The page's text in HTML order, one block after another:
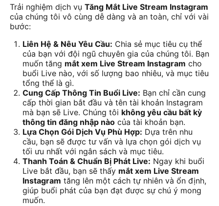
Trải nghiệm dịch vụ Tăng Mắt Live Stream Instagram
của chúng tôi vô cùng dễ dàng và an toàn, chỉ với vài
bước:
Liên Hệ & Nêu Yêu Cầu: Chia sẻ mục tiêu cụ thể
của bạn với đội ngũ chuyên gia của chúng tôi. Bạn
muốn tăng mắt xem Live Stream Instagram cho
buổi Live nào, với số lượng bao nhiêu, và mục tiêu
tổng thể là gì.
Cung Cấp Thông Tin Buổi Live: Bạn chỉ cần cung
cấp thời gian bắt đầu và tên tài khoản Instagram
mà bạn sẽ Live. Chúng tôi không yêu cầu bất kỳ
thông tin đăng nhập nào của tài khoản bạn.
Lựa Chọn Gói Dịch Vụ Phù Hợp: Dựa trên nhu
cầu, bạn sẽ được tư vấn và lựa chọn gói dịch vụ
tối ưu nhất với ngân sách và mục tiêu.
Thanh Toán & Chuẩn Bị Phát Live: Ngay khi buổi
Live bắt đầu, bạn sẽ thấy mắt xem Live Stream
Instagram tăng lên một cách tự nhiên và ổn định,
giúp buổi phát của bạn đạt được sự chú ý mong
muốn.